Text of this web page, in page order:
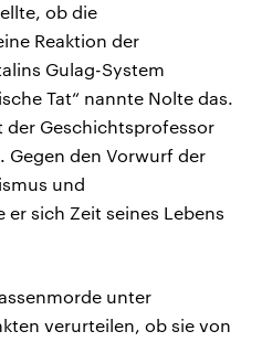
ob die
Reaktion der
Gulag-System
Tat“ nannte Nolte das.
der Geschichtsprofessor
Gegen den Vorwurf der
und
sich Zeit seines Lebens
unter
verurteilen, ob sie von